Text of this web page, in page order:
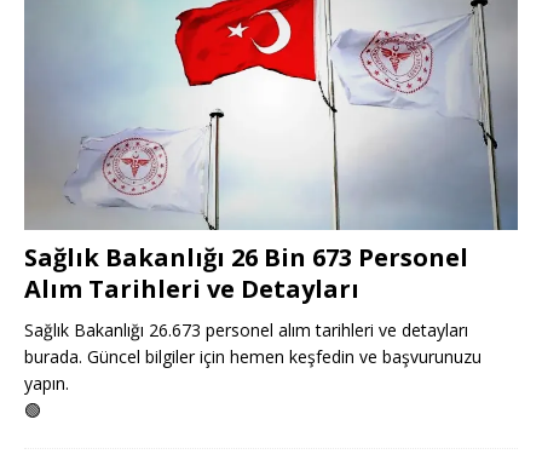
Sağlık Bakanlığı 26 Bin 673 Personel
Alım Tarihleri ve Detayları
Sağlık Bakanlığı 26.673 personel alım tarihleri ve detayları
burada. Güncel bilgiler için hemen keşfedin ve başvurunuzu
yapın.
🟢